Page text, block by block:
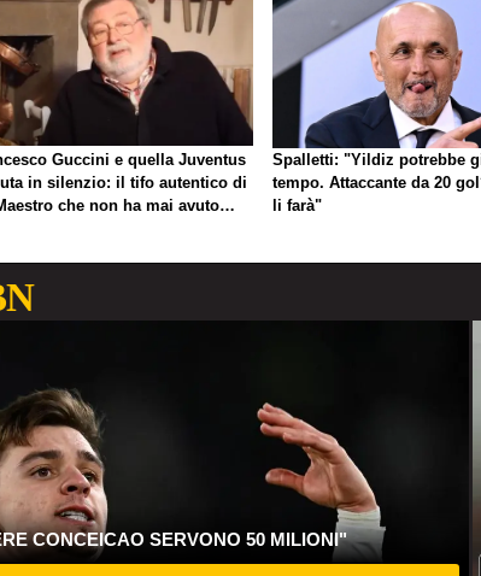
Guccini e quella Juventus
in silenzio: il tifo autentico di
che non ha mai avuto
Spalletti: "Yildiz potrebbe
tempo. Attaccante da 20
li farà"
CONCEICAO SERVONO 50 MILIONI"